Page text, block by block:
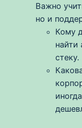
Важно
но и
Кому
найти
стеку.